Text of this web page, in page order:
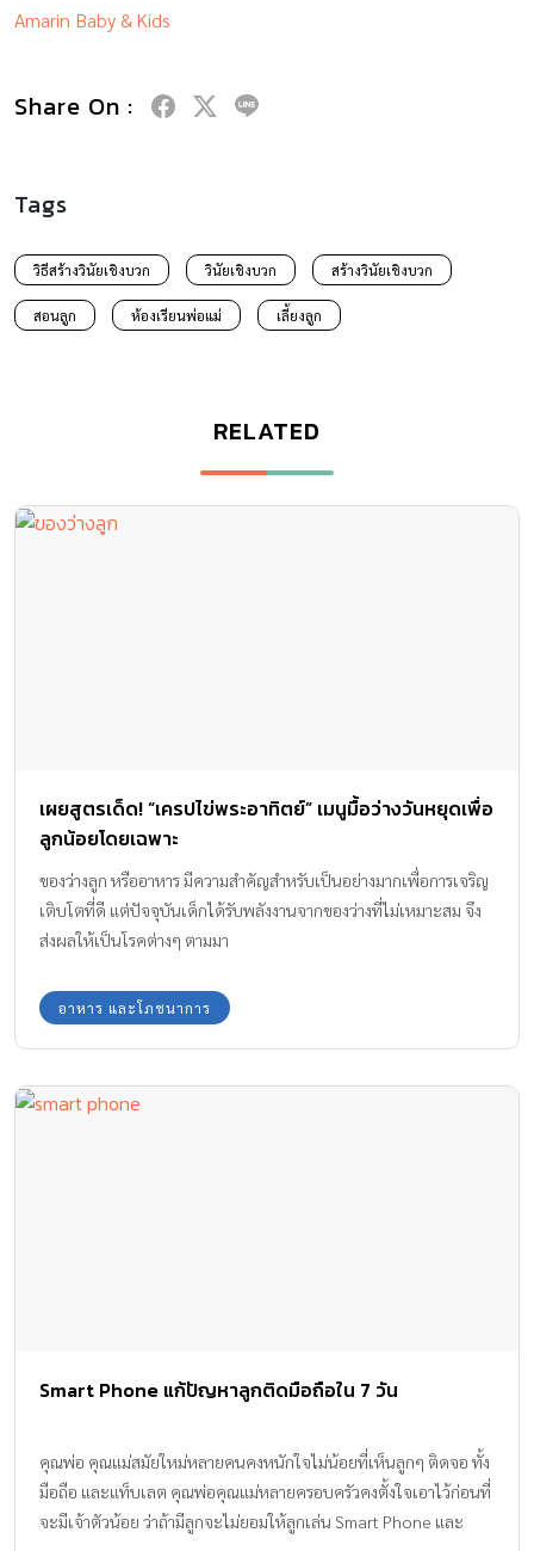
Amarin Baby & Kids
Share On :
Tags
วิธีสร้างวินัยเชิงบวก วินัยเชิงบวก สร้างวินัยเชิงบวก
สอนลูก ห้องเรียนพ่อแม่ เลี้ยงลูก
RELATED
เผยสูตรเด็ด! “เครปไข่พระอาทิตย์” เมนูมื้อว่างวันหยุดเพื่อ
ลูกน้อยโดยเฉพาะ
ของว่างลูก หรืออาหาร มีความสำคัญสำหรับเป็นอย่างมากเพื่อการเจริญ
เติบโตที่ดี แต่ปัจจุบันเด็กได้รับพลังงานจากของว่างที่ไม่เหมาะสม จึง
ส่งผลให้เป็นโรคต่างๆ ตามมา
อาหาร และโภชนาการ
Smart Phone แก้ปัญหาลูกติดมือถือใน 7 วัน
คุณพ่อ คุณแม่สมัยใหม่หลายคนคงหนักใจไม่น้อยที่เห็นลูกๆ ติดจอ ทั้ง
มือถือ และแท็บเลต คุณพ่อคุณแม่หลายครอบครัวคงตั้งใจเอาไว้ก่อนที่
จะมีเจ้าตัวน้อย ว่าถ้ามีลูกจะไม่ยอมให้ลูกเล่น Smart Phone และ